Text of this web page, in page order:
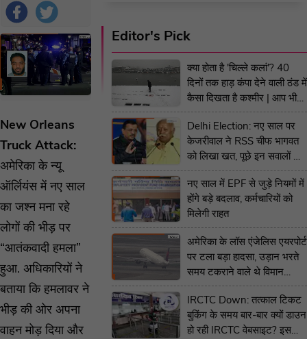
6:37 AM IST
Foll
ow
Us
New Orleans
Truck Attack:
अमेरिका के न्यू
ऑर्लियंस में नए साल
का जश्न मना रहे
लोगों की भीड़ पर
“आतंकवादी हमला”
हुआ. अधिकारियों ने
बताया कि हमलावर ने
भीड़ की ओर अपना
वाहन मोड़ दिया और
Editor's Pick
क्या होता है 'चिल्ले कलां'? 40
दिनों तक हाड़ कंपा देने वाली ठंड में
कैसा दिखता है कश्मीर | आप भी
देखिये जन्नत का नजारा
Delhi Election: नए साल पर
केजरीवाल ने RSS चीफ भागवत
को लिखा खत, पूछे इन सवालों के
जवाब- BJP का पलटवार
नए साल में EPF से जुड़े नियमों में
होंगे बड़े बदलाव, कर्मचारियों को
मिलेगी राहत
अमेरिका के लॉस एंजेलिस एयरपोर्ट
पर टला बड़ा हादसा, उड़ान भरते
समय टकराने वाले थे विमान
लेकिन तभी... | VIDEO
IRCTC Down: तत्काल टिकट
बुकिंग के समय बार-बार क्यों डाउन
हो रही IRCTC वेबसाइट? इस